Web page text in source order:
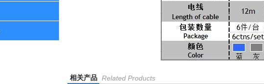
相关产品 Related Products